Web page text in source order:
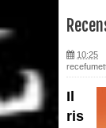
10:25
Il
ris